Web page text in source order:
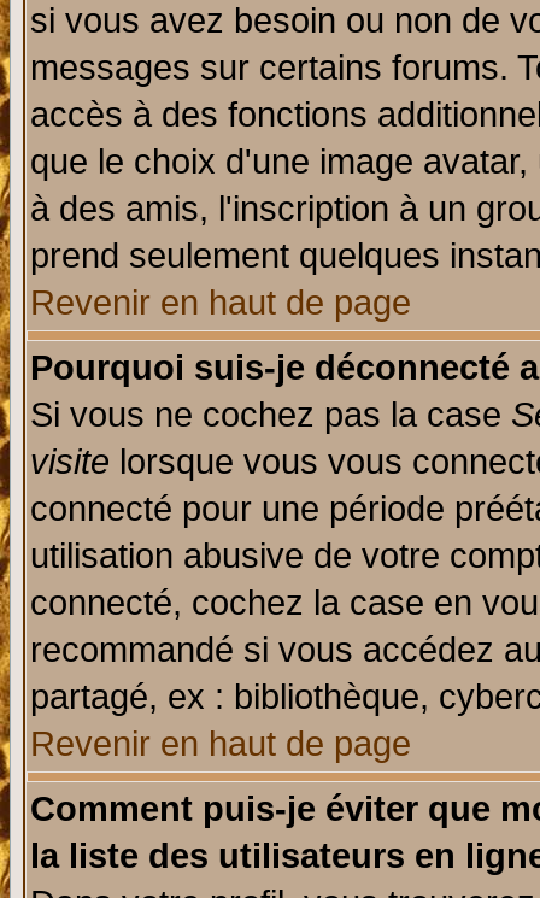
si vous avez besoin ou non de
messages sur certains forums.
accès à des fonctions
que le choix d'une image
à des amis, l'inscription à un
prend seulement quelques
Revenir en haut de page
Pourquoi suis-je déconnecté
Si vous ne cochez pas la case
visite lorsque vous vous
connecté pour une période
utilisation abusive de votre
connecté, cochez la case en
recommandé si vous accédez
partagé, ex : bibliothèque,
Revenir en haut de page
Comment puis-je éviter que
la liste des utilisateurs en